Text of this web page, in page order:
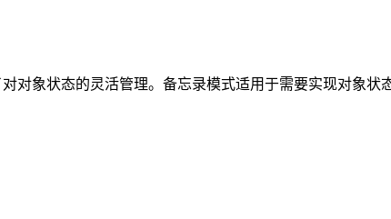
对象状态的灵活管理。备忘录模式适用于需要实现对象状